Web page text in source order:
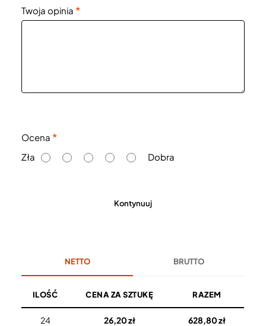
Twoja opinia
O
e
Ocena
Zła
Dobra
Kontynuuj
NETTO BRUTTO
ILOŚĆ CENA ZA SZTUKĘ RAZEM
24 26,20 zł 628,80 zł